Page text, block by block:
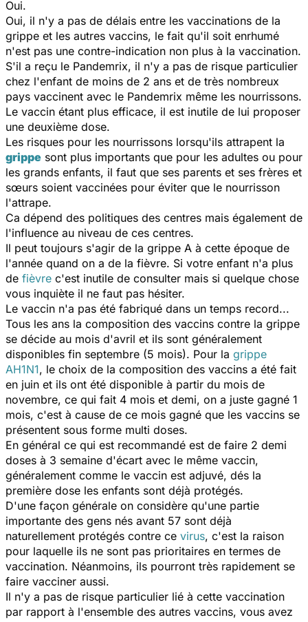
Oui.
Oui, il n'y a pas de délais entre les vaccinations de la
grippe et les autres vaccins, le fait qu'il soit enrhumé
n'est pas une contre-indication non plus à la vaccination.
S'il a reçu le Pandemrix, il n'y a pas de risque particulier
chez l'enfant de moins de 2 ans et de très nombreux
pays vaccinent avec le Pandemrix même les nourrissons.
Le vaccin étant plus efficace, il est inutile de lui proposer
une deuxième dose.
Les risques pour les nourrissons lorsqu'ils attrapent la
grippe sont plus importants que pour les adultes ou pour
les grands enfants, il faut que ses parents et ses frères et
sœurs soient vaccinées pour éviter que le nourrisson
l'attrape.
Ca dépend des politiques des centres mais également de
l'influence au niveau de ces centres.
Il peut toujours s'agir de la grippe A à cette époque de
l'année quand on a de la fièvre. Si votre enfant n'a plus
de fièvre c'est inutile de consulter mais si quelque chose
vous inquiète il ne faut pas hésiter.
Le vaccin n'a pas été fabriqué dans un temps record...
Tous les ans la composition des vaccins contre la grippe
se décide au mois d'avril et ils sont généralement
disponibles fin septembre (5 mois). Pour la grippe
AH1N1, le choix de la composition des vaccins a été fait
en juin et ils ont été disponible à partir du mois de
novembre, ce qui fait 4 mois et demi, on a juste gagné 1
mois, c'est à cause de ce mois gagné que les vaccins se
présentent sous forme multi doses.
En général ce qui est recommandé est de faire 2 demi
doses à 3 semaine d'écart avec le même vaccin,
généralement comme le vaccin est adjuvé, dés la
première dose les enfants sont déjà protégés.
D'une façon générale on considère qu'une partie
importante des gens nés avant 57 sont déjà
naturellement protégés contre ce virus, c'est la raison
pour laquelle ils ne sont pas prioritaires en termes de
vaccination. Néanmoins, ils pourront très rapidement se
faire vacciner aussi.
Il n'y a pas de risque particulier lié à cette vaccination
par rapport à l'ensemble des autres vaccins, vous avez